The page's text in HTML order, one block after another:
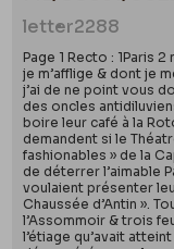
letter2288
Page 1 Recto : 1Paris
je m’afflige & dont je
j’ai de ne point vous
des oncles
boire leur café à la
demandent si le
fashionables » de la
de déterrer l’aimable
voulaient présenter
Chaussée d’Antin ».
l’Assommoir & trois
l’étiage qu’avait